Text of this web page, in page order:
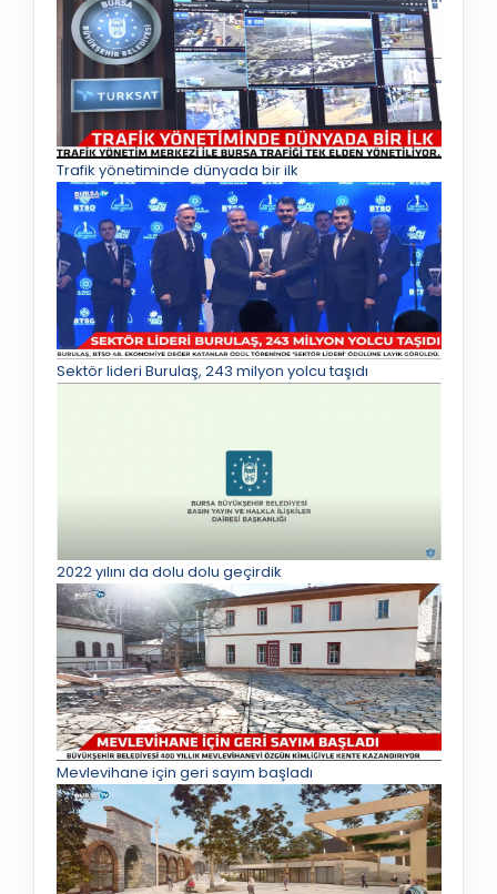
Trafik yönetiminde dünyada bir ilk
Sektör lideri Burulaş, 243 milyon yolcu taşıdı
2022 yılını da dolu dolu geçirdik
Mevlevihane için geri sayım başladı